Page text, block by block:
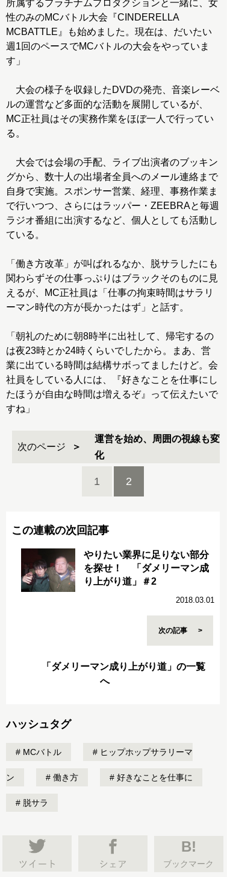
所属するプラチナムプロダクションと一緒に、女
性のみのMCバトル大会『CINDERELLA
MCBATTLE』も始めました。現在は、だいたい
週1回のペースでMCバトルの大会をやっていま
す」
大会の様子を収録したDVDの発売、音楽レーベ
ルの運営など多面的な活動を展開しているが、
MC正社員はその実務作業をほぼ一人で行ってい
る。
大会では会場の手配、ライブ出演者のブッキン
グから、数十人の出場者全員へのメール連絡まで
自身で実施。スポンサー営業、経理、事務作業ま
で行いつつ、さらにはラッパー・ZEEBRAと毎週
ラジオ番組に出演するなど、個人としても活動し
ている。
「働き方改革」が叫ばれるなか、脱サラしたにも
関わらずその仕事っぷりはブラックそのものに見
えるが、MC正社員は「仕事の拘束時間はサラリ
ーマン時代の方が長かったはず」と話す。
「朝礼のために朝8時半に出社して、帰宅するの
は夜23時とか24時くらいでしたから。まあ、営
業に出ている時間は結構サボってましたけど。会
社員をしている人には、『好きなことを仕事にし
たほうが自由な時間は増えるぞ』って伝えたいで
すね」
次のページ
運営を始め、周囲の視線も変
化
1 2
この連載の次回記事
やりたい業界に足りない部分
を探せ！ 「ダメリーマン成
り上がり道」＃2
2018.03.01
次の記事
「ダメリーマン成り上がり道」の一覧
へ
ハッシュタグ
MCバトル ヒップホップサラリーマ
ン 働き方 好きなことを仕事に
脱サラ
B!
ブックマーク